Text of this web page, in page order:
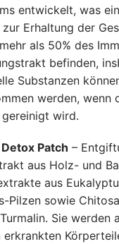
entwickelt, was
Erhaltung der
als 50% des
befinden,
Substanzen
werden, wenn
wird.
Patch –
aus Holz- und
aus
Pilzen sowie
Sie werden
erkrankten